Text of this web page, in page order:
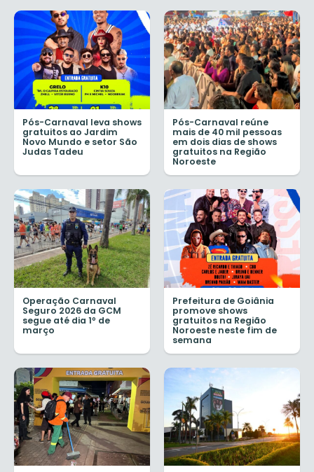
Pós-Carnaval leva shows
gratuitos ao Jardim
Novo Mundo e setor São
Judas Tadeu
Pós-Carnaval reúne
mais de 40 mil pessoas
em dois dias de shows
gratuitos na Região
Noroeste
Operação Carnaval
Seguro 2026 da GCM
segue até dia 1º de
março
Prefeitura de Goiânia
promove shows
gratuitos na Região
Noroeste neste fim de
semana